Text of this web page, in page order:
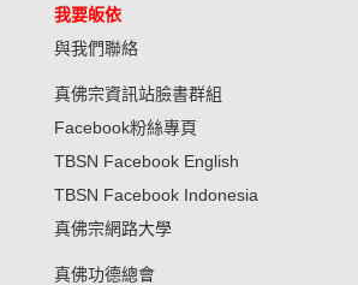
我要皈依
與我們聯絡
真佛宗資訊站臉書群組
Facebook粉絲專頁
TBSN Facebook English
TBSN Facebook Indonesia
真佛宗網路大學
真佛功德總會